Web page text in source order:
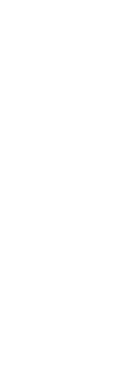
na tela.